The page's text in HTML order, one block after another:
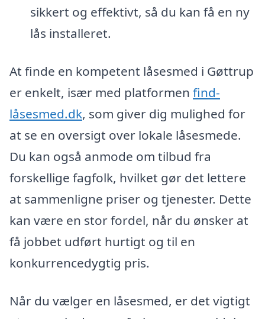
sikkert og effektivt, så du kan få en ny
lås installeret.
At finde en kompetent låsesmed i Gøttrup
er enkelt, især med platformen find-
låsesmed.dk, som giver dig mulighed for
at se en oversigt over lokale låsesmede.
Du kan også anmode om tilbud fra
forskellige fagfolk, hvilket gør det lettere
at sammenligne priser og tjenester. Dette
kan være en stor fordel, når du ønsker at
få jobbet udført hurtigt og til en
konkurrencedygtig pris.
Når du vælger en låsesmed, er det vigtigt